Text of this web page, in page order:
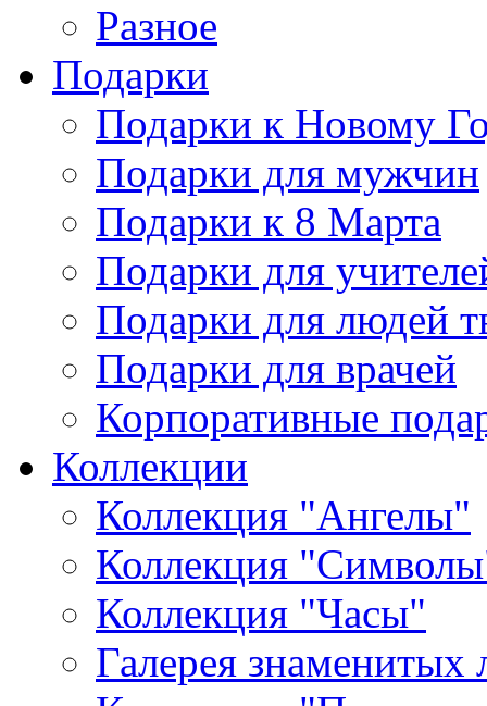
Разное
Подарки
Подарки к Новому
Подарки для мужчин
Подарки к 8 Марта
Подарки для
Подарки для людей
Подарки для врачей
Корпоративные
Коллекции
Коллекция "Ангелы"
Коллекция
Коллекция "Часы"
Галерея знаменитых